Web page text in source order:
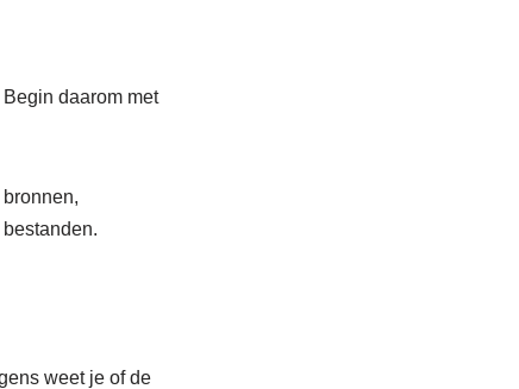
daarom met
weet je of de